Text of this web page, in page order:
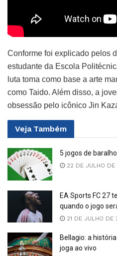
Conforme foi explicado pelos
estudante da Escola
luta toma como base a arte
como Taido. Além disso, a
obsessão pelo icônico Jin
Veja Também
5 jogos de
22 DE JULHO DE
EA Sports FC 27
quando o jogo
21 DE JULHO DE
Bellagio: a
joga ao vivo